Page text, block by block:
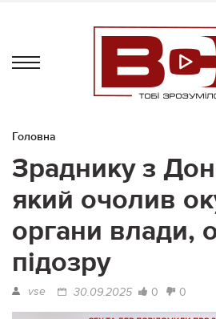
Головна
Зраднику з
який очолив
органи влади,
підозру
vse 30.09.2025 0 0